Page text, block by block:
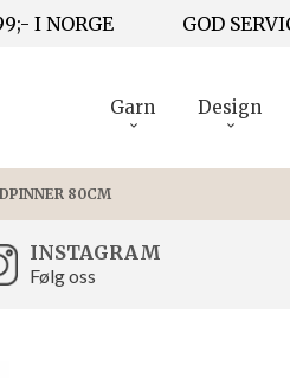
I NORGE GOD
Garn Design
80CM
INSTAGRAM
Følg oss